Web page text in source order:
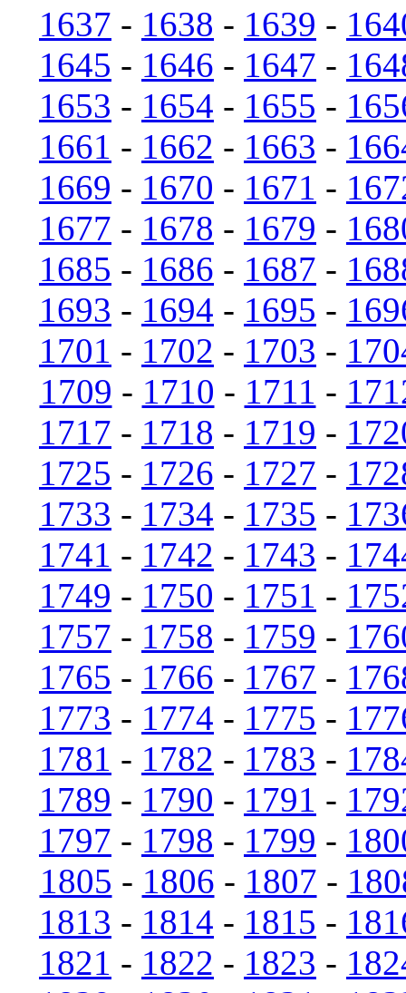
1637 - 1638 - 1639 -
1645 - 1646 - 1647 -
1653 - 1654 - 1655 -
1661 - 1662 - 1663 -
1669 - 1670 - 1671 -
1677 - 1678 - 1679 -
1685 - 1686 - 1687 -
1693 - 1694 - 1695 -
1701 - 1702 - 1703 -
1709 - 1710 - 1711 -
1717 - 1718 - 1719 -
1725 - 1726 - 1727 -
1733 - 1734 - 1735 -
1741 - 1742 - 1743 -
1749 - 1750 - 1751 -
1757 - 1758 - 1759 -
1765 - 1766 - 1767 -
1773 - 1774 - 1775 -
1781 - 1782 - 1783 -
1789 - 1790 - 1791 -
1797 - 1798 - 1799 -
1805 - 1806 - 1807 -
1813 - 1814 - 1815 -
1821 - 1822 - 1823 -